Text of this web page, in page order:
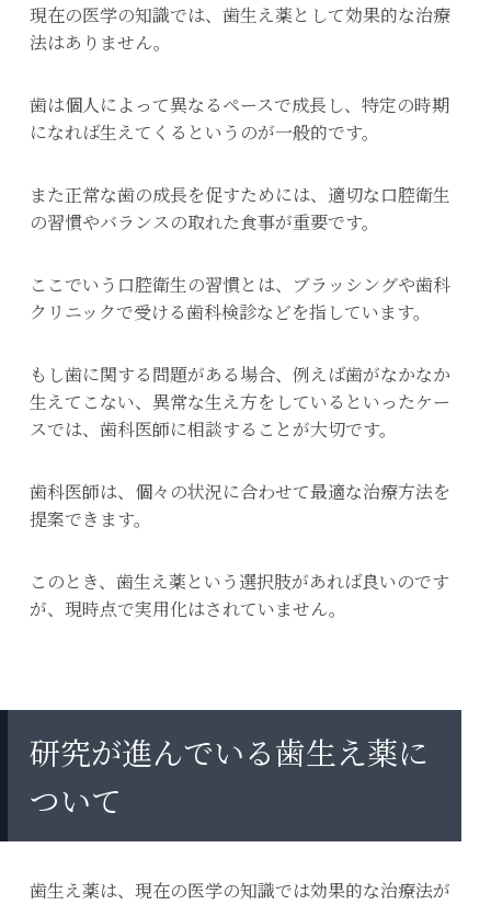
現在の医学の知識では、歯生え薬として効果的な治療
法はありません。
歯は個人によって異なるペースで成長し、特定の時期
になれば生えてくるというのが一般的です。
また正常な歯の成長を促すためには、適切な口腔衛生
の習慣やバランスの取れた食事が重要です。
ここでいう口腔衛生の習慣とは、ブラッシングや歯科
クリニックで受ける歯科検診などを指しています。
もし歯に関する問題がある場合、例えば歯がなかなか
生えてこない、異常な生え方をしているといったケー
スでは、歯科医師に相談することが大切です。
歯科医師は、個々の状況に合わせて最適な治療方法を
提案できます。
このとき、歯生え薬という選択肢があれば良いのです
が、現時点で実用化はされていません。
研究が進んでいる歯生え薬に
ついて
歯生え薬は、現在の医学の知識では効果的な治療法が